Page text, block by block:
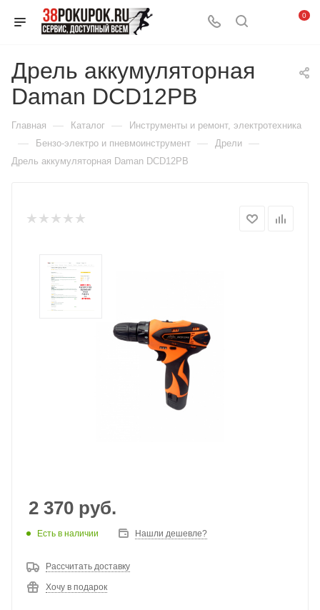
0
Дрель аккумуляторная
Daman DCD12PB
Главная — Каталог — Инструменты и ремонт, электротехника
— Бензо-электро и пневмоинструмент — Дрели —
Дрель аккумуляторная Daman DCD12PB
2 370 руб.
Есть в наличии Нашли дешевле?
Рассчитать доставку
Хочу в подарок